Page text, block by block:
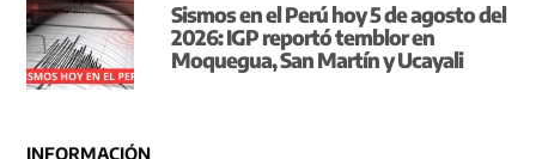
Sismos en el Perú hoy 5 de agosto del
2026: IGP reportó temblor en
Moquegua, San Martín y Ucayali
INFORMACIÓN